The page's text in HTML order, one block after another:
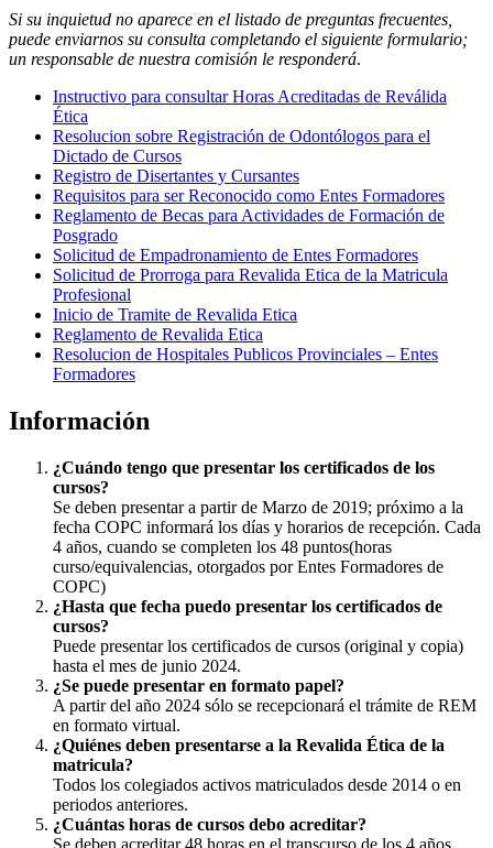
Si su inquietud no aparece en el listado de preguntas frecuentes,
puede enviarnos su consulta completando el siguiente formulario;
un responsable de nuestra comisión le responderá.
Instructivo para consultar Horas Acreditadas de Reválida
Ética
Resolucion sobre Registración de Odontólogos para el
Dictado de Cursos
Registro de Disertantes y Cursantes
Requisitos para ser Reconocido como Entes Formadores
Reglamento de Becas para Actividades de Formación de
Posgrado
Solicitud de Empadronamiento de Entes Formadores
Solicitud de Prorroga para Revalida Etica de la Matricula
Profesional
Inicio de Tramite de Revalida Etica
Reglamento de Revalida Etica
Resolucion de Hospitales Publicos Provinciales – Entes
Formadores
Información
¿Cuándo tengo que presentar los certificados de los
cursos?
Se deben presentar a partir de Marzo de 2019; próximo a la
fecha COPC informará los días y horarios de recepción. Cada
4 años, cuando se completen los 48 puntos(horas
curso/equivalencias, otorgados por Entes Formadores de
COPC)
¿Hasta que fecha puedo presentar los certificados de
cursos?
Puede presentar los certificados de cursos (original y copia)
hasta el mes de junio 2024.
¿Se puede presentar en formato papel?
A partir del año 2024 sólo se recepcionará el trámite de REM
en formato virtual.
¿Quiénes deben presentarse a la Revalida Ética de la
matricula?
Todos los colegiados activos matriculados desde 2014 o en
periodos anteriores.
¿Cuántas horas de cursos debo acreditar?
Se deben acreditar 48 horas en el transcurso de los 4 años.